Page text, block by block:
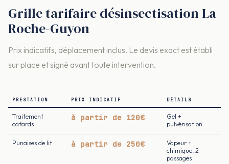
Grille tarifaire désinsectisation La
Roche-Guyon
Prix indicatifs, déplacement inclus. Le devis exact est établi
sur place et signé avant toute intervention.
PRESTATION PRIX INDICATIF DÉTAILS
Traitement
cafards
à partir de 120€
Gel +
pulvérisation
Punaises de lit à partir de 250€
Vapeur +
chimique, 2
passages